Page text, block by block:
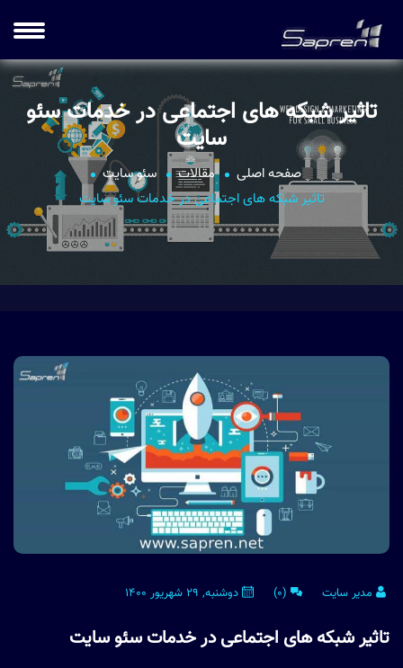
تاثیر شبکه های اجتماعی در خدمات سئو
سایت
صفحه اصلی مقالات
سئو سایت
تاثیر شبکه های اجتماعی در خدمات سئو سایت
مدیر سایت (0) دوشنبه, 29 شهریور 1400
تاثیر شبکه های اجتماعی در خدمات سئو سایت